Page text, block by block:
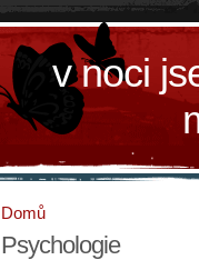
v noci
Domů
Psychologie